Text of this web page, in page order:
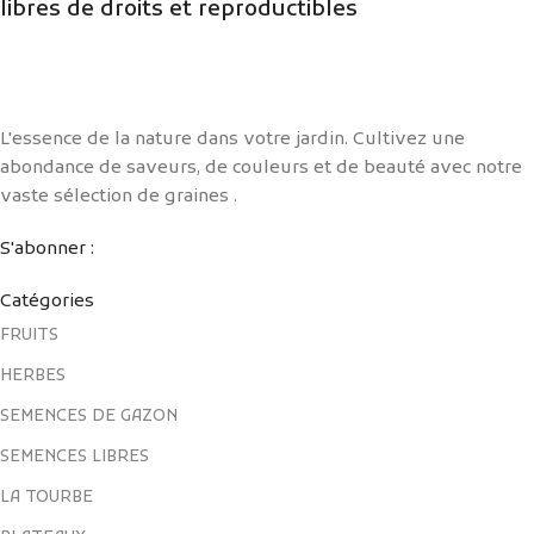
libres de droits et reproductibles
L'essence de la nature dans votre jardin. Cultivez une
abondance de saveurs, de couleurs et de beauté avec notre
vaste sélection de graines .
S'abonner :
Catégories
FRUITS
HERBES
SEMENCES DE GAZON
SEMENCES LIBRES
LA TOURBE